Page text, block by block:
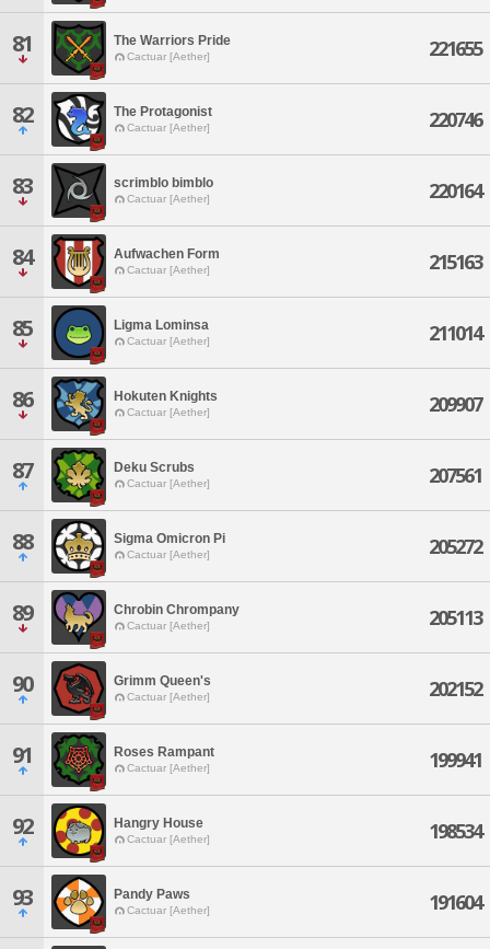
81 The Warriors Pride
Cactuar [Aether] 221655
82 The Protagonist
Cactuar [Aether] 220746
83 scrimblo bimblo
Cactuar [Aether] 220164
84 Aufwachen Form
Cactuar [Aether] 215163
85 Ligma Lominsa
Cactuar [Aether] 211014
86 Hokuten Knights
Cactuar [Aether] 209907
87 Deku Scrubs
Cactuar [Aether] 207561
88 Sigma Omicron Pi
Cactuar [Aether] 205272
89 Chrobin Chrompany
Cactuar [Aether] 205113
90 Grimm Queen's
Cactuar [Aether] 202152
91 Roses Rampant
Cactuar [Aether] 199941
92 Hangry House
Cactuar [Aether] 198534
93 Pandy Paws
Cactuar [Aether] 191604